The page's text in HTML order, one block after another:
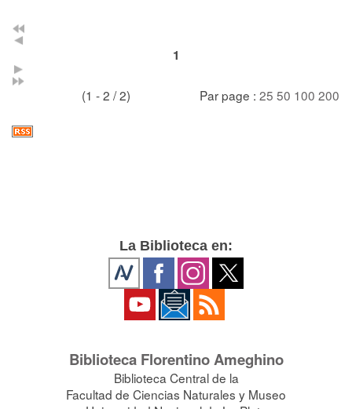
1
(1 - 2 / 2) Par page : 25 50 100 200
La Biblioteca en:
Biblioteca Florentino Ameghino
Biblioteca Central de la
Facultad de Ciencias Naturales y Museo